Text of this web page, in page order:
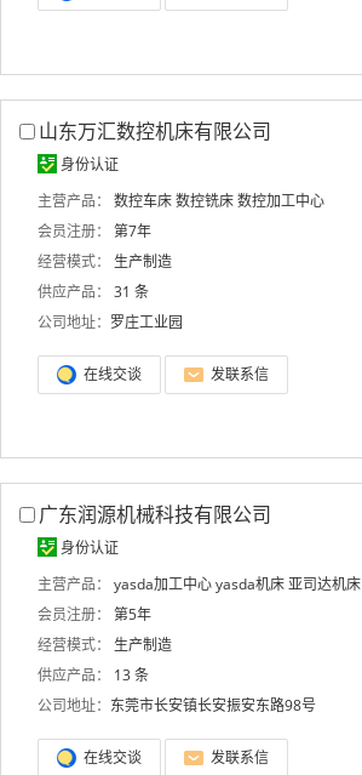
山东万汇数控机床有限公司
身份认证
主营产品：
数控车床数控铣床数控加工中心
会员注册：
第7年
经营模式：
生产制造
供应产品：
31 条
公司地址： 罗庄工业园
在线交谈 发联系信
广东润源机械科技有限公司
身份认证
主营产品：
yasda加工中心yasda机床亚司达机床
会员注册：
第5年
经营模式：
生产制造
供应产品：
13 条
公司地址： 东莞市长安镇长安振安东路98号
在线交谈 发联系信